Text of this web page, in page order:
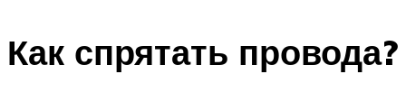
Как спрятать провода?